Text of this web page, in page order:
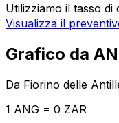
Utilizziamo il tasso di
Visualizza il
Grafico da
Da Fiorino delle
1 ANG = 0 ZAR